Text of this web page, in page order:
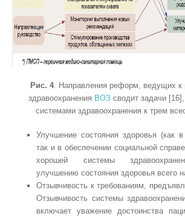
Рис. 4. Направления реформ, ведущих к
здравоохранения ВОЗ сводит задачи
системами здравоохранения к трем
Улучшение состояния здоровья (как
так и в обеспечении социальной
хорошей системы
улучшению состояния здоровья всего
Отзывчивость к требованиям,
Отзывчивость системы
включает уважение достоинства